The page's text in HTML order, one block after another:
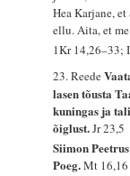
Hea Karjane,
ellu. Aita, et
1Kr 14,26–33;
23. Reede
lasen tõusta
kuningas ja
õiglust.Jr 23,5
Siimon
Poeg.Mt 16,16